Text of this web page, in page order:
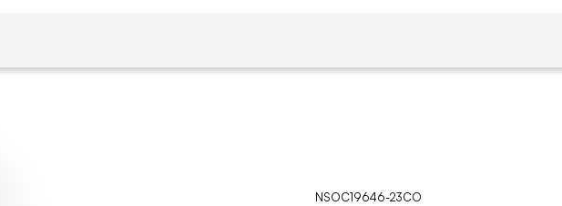
NSOC19646-23CO